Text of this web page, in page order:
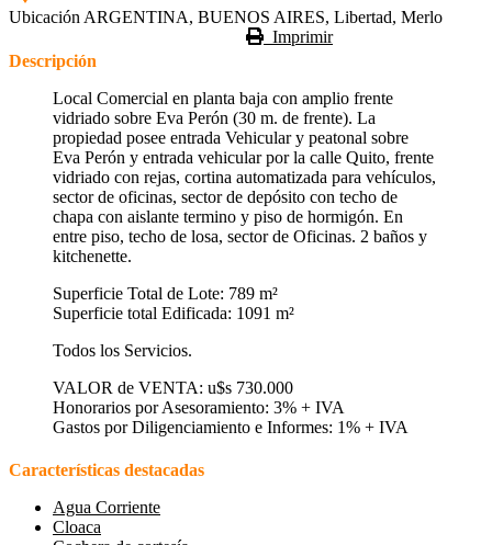
Ubicación ARGENTINA, BUENOS AIRES, Libertad, Merlo
Imprimir
Descripción
Local Comercial en planta baja con amplio frente
vidriado sobre Eva Perón (30 m. de frente). La
propiedad posee entrada Vehicular y peatonal sobre
Eva Perón y entrada vehicular por la calle Quito, frente
vidriado con rejas, cortina automatizada para vehículos,
sector de oficinas, sector de depósito con techo de
chapa con aislante termino y piso de hormigón. En
entre piso, techo de losa, sector de Oficinas. 2 baños y
kitchenette.
Superficie Total de Lote: 789 m²
Superficie total Edificada: 1091 m²
Todos los Servicios.
VALOR de VENTA: u$s 730.000
Honorarios por Asesoramiento: 3% + IVA
Gastos por Diligenciamiento e Informes: 1% + IVA
Características destacadas
Agua Corriente
Cloaca